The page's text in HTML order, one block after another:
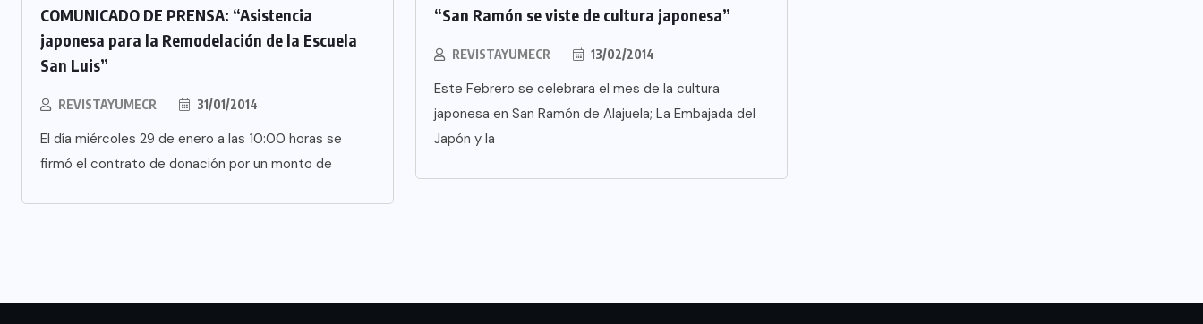
COMUNICADO DE PRENSA: “Asistencia
japonesa para la Remodelación de la Escuela
San Luis”
REVISTAYUMECR 31/01/2014
El día miércoles 29 de enero a las 10:00 horas se
firmó el contrato de donación por un monto de
“San Ramón se viste de cultura japonesa”
REVISTAYUMECR 13/02/2014
Este Febrero se celebrara el mes de la cultura
japonesa en San Ramón de Alajuela; La Embajada del
Japón y la